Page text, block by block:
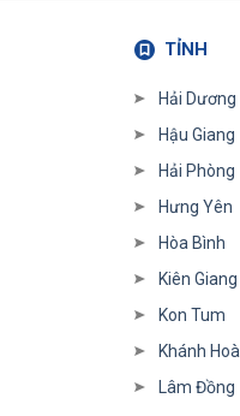
TỈNH
Hải Dương
Hậu Giang
Hải Phòng
Hưng Yên
Hòa Bình
Kiên Giang
Kon Tum
Khánh Hoà
Lâm Đồng